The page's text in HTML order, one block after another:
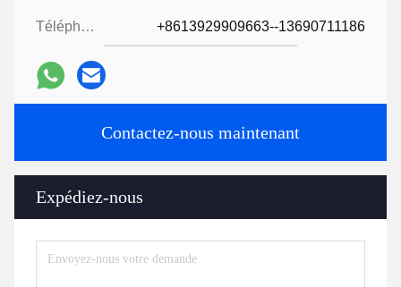
Téléphone: +8613929909663--13690711186
Contactez-nous maintenant
Expédiez-nous